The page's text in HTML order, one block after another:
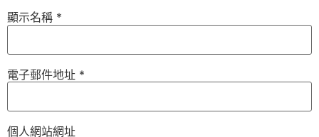
顯示名稱 *
電子郵件地址 *
個人網站網址